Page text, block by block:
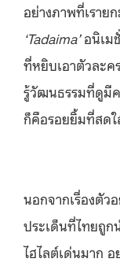
อย่างภาพที่เราย
‘Tadaima’อนิเม
ที่หยิบเอาตัวละค
รู้วัฒนธรรมที่ดูมีค
ก็คือรอยยิ้มที่สดใ
นอกจากเรื่องตัว
ประเด็นที่ไทยถูก
ไฮไลต์เด่นมาก